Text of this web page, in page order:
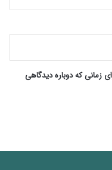
زمانی که دوباره دیدگاهی